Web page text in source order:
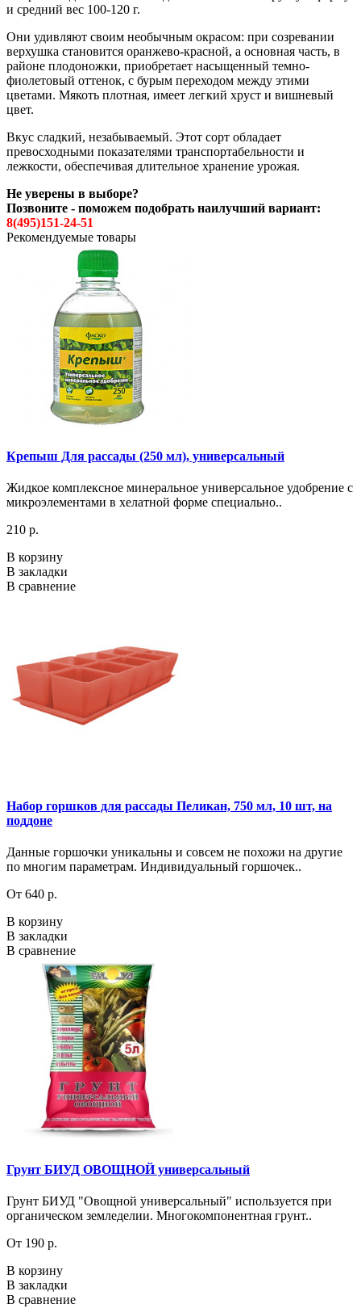
и средний вес 100-120 г.
Они удивляют своим необычным окрасом: при созревании
верхушка становится оранжево-красной, а основная часть, в
районе плодоножки, приобретает насыщенный темно-
фиолетовый оттенок, с бурым переходом между этими
цветами. Мякоть плотная, имеет легкий хруст и вишневый
цвет.
Вкус сладкий, незабываемый. Этот сорт обладает
превосходными показателями транспортабельности и
лежкости, обеспечивая длительное хранение урожая.
Не уверены в выборе?
Позвоните - поможем подобрать наилучший вариант:
8(495)151-24-51
Рекомендуемые товары
Крепыш Для рассады (250 мл), универсальный
Жидкое комплексное минеральное универсальное удобрение с
микроэлементами в хелатной форме специально..
210 р.
В корзину
В закладки
В сравнение
Набор горшков для рассады Пеликан, 750 мл, 10 шт, на
поддоне
Данные горшочки уникальны и совсем не похожи на другие
по многим параметрам. Индивидуальный горшочек..
От 640 р.
В корзину
В закладки
В сравнение
Грунт БИУД ОВОЩНОЙ универсальный
Грунт БИУД "Овощной универсальный" используется при
органическом земледелии. Многокомпонентная грунт..
От 190 р.
В корзину
В закладки
В сравнение